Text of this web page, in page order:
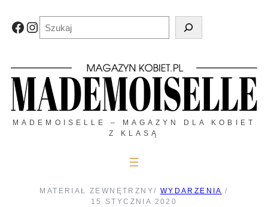
treściFacebook
Instagram
MADEMOISELLE – MAGAZYN DLA KOBIET
Z KLASĄ
MATERIAŁ ZEWNĘTRZNY/ WYDARZENIA /
15 STYCZNIA 2020